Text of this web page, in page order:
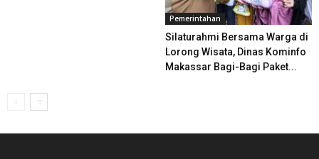
Pemerintahan
Silaturahmi Bersama Warga di
Lorong Wisata, Dinas Kominfo
Makassar Bagi-Bagi Paket...